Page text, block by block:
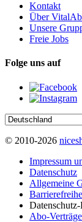
Kontakt
Über
Unsere
Freie Jobs
Folge uns auf
© 2010-2026
Impressum
Datenschutz
Allgemeine
Abo-